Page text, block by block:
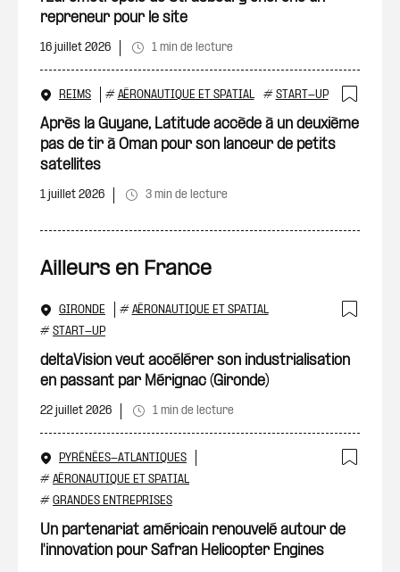
repreneur pour le site
16 juillet 2026 1 min de lecture
REIMS # AÉRONAUTIQUE ET SPATIAL # START-UP
Après la Guyane, Latitude accède à un deuxième
pas de tir à Oman pour son lanceur de petits
satellites
1 juillet 2026 3 min de lecture
Ailleurs en France
GIRONDE # AÉRONAUTIQUE ET SPATIAL
# START-UP
deltaVision veut accélérer son industrialisation
en passant par Mérignac (Gironde)
22 juillet 2026 1 min de lecture
PYRÉNÉES-ATLANTIQUES
# AÉRONAUTIQUE ET SPATIAL
# GRANDES ENTREPRISES
Un partenariat américain renouvelé autour de
l'innovation pour Safran Helicopter Engines